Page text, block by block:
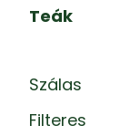
Teák
Szálas
Filteres